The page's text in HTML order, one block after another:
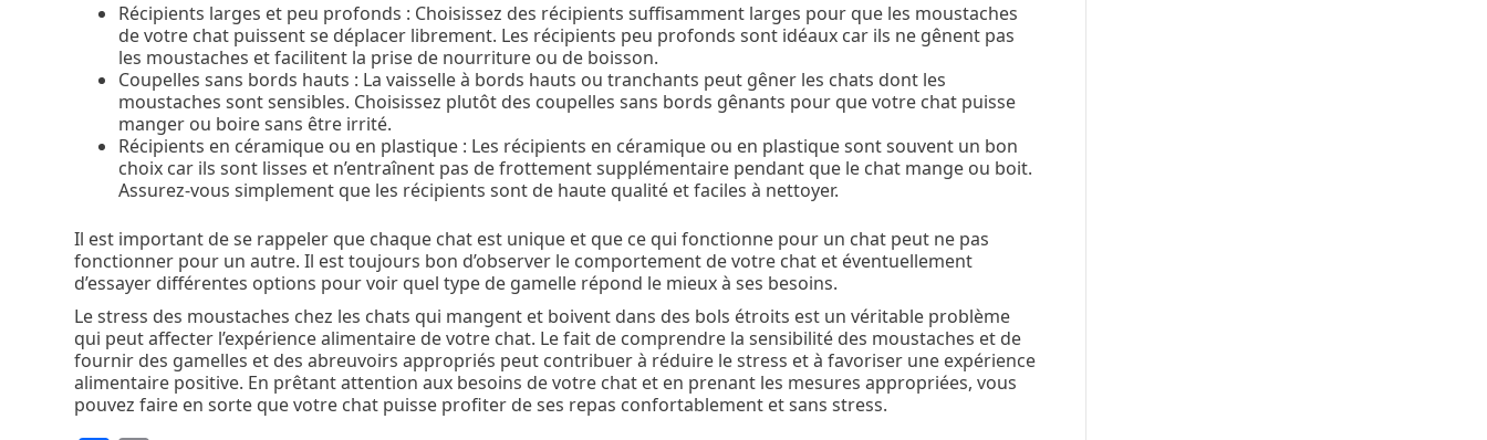
Récipients larges et peu profonds : Choisissez des récipients suffisamment larges pour que les moustaches
de votre chat puissent se déplacer librement. Les récipients peu profonds sont idéaux car ils ne gênent pas
les moustaches et facilitent la prise de nourriture ou de boisson.
Coupelles sans bords hauts : La vaisselle à bords hauts ou tranchants peut gêner les chats dont les
moustaches sont sensibles. Choisissez plutôt des coupelles sans bords gênants pour que votre chat puisse
manger ou boire sans être irrité.
Récipients en céramique ou en plastique : Les récipients en céramique ou en plastique sont souvent un bon
choix car ils sont lisses et n’entraînent pas de frottement supplémentaire pendant que le chat mange ou boit.
Assurez-vous simplement que les récipients sont de haute qualité et faciles à nettoyer.
Il est important de se rappeler que chaque chat est unique et que ce qui fonctionne pour un chat peut ne pas
fonctionner pour un autre. Il est toujours bon d’observer le comportement de votre chat et éventuellement
d’essayer différentes options pour voir quel type de gamelle répond le mieux à ses besoins.
Le stress des moustaches chez les chats qui mangent et boivent dans des bols étroits est un véritable problème
qui peut affecter l’expérience alimentaire de votre chat. Le fait de comprendre la sensibilité des moustaches et de
fournir des gamelles et des abreuvoirs appropriés peut contribuer à réduire le stress et à favoriser une expérience
alimentaire positive. En prêtant attention aux besoins de votre chat et en prenant les mesures appropriées, vous
pouvez faire en sorte que votre chat puisse profiter de ses repas confortablement et sans stress.